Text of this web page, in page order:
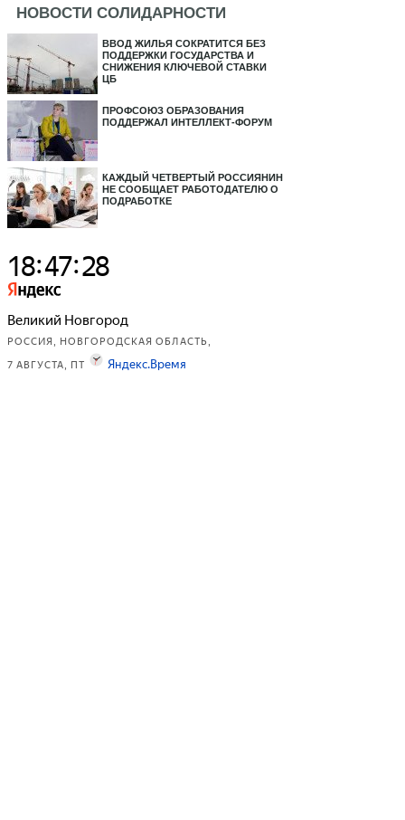
НОВОСТИ СОЛИДАРНОСТИ
ВВОД ЖИЛЬЯ СОКРАТИТСЯ БЕЗ
ПОДДЕРЖКИ ГОСУДАРСТВА И
СНИЖЕНИЯ КЛЮЧЕВОЙ СТАВКИ
ЦБ
ПРОФСОЮЗ ОБРАЗОВАНИЯ
ПОДДЕРЖАЛ ИНТЕЛЛЕКТ-ФОРУМ
КАЖДЫЙ ЧЕТВЕРТЫЙ РОССИЯНИН
НЕ СООБЩАЕТ РАБОТОДАТЕЛЮ О
ПОДРАБОТКЕ